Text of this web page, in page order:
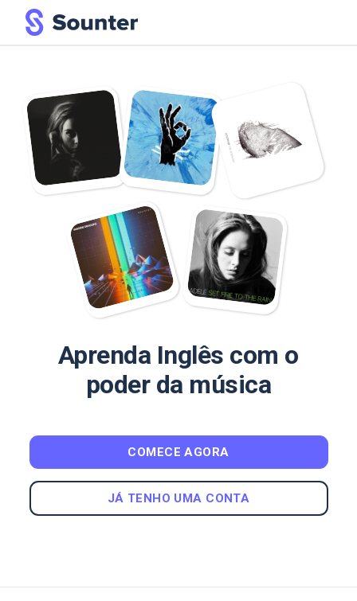
Aprenda Inglês com o
poder da música
COMECE AGORA
JÁ TENHO UMA CONTA